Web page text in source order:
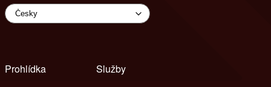
Prohlídka
Služby